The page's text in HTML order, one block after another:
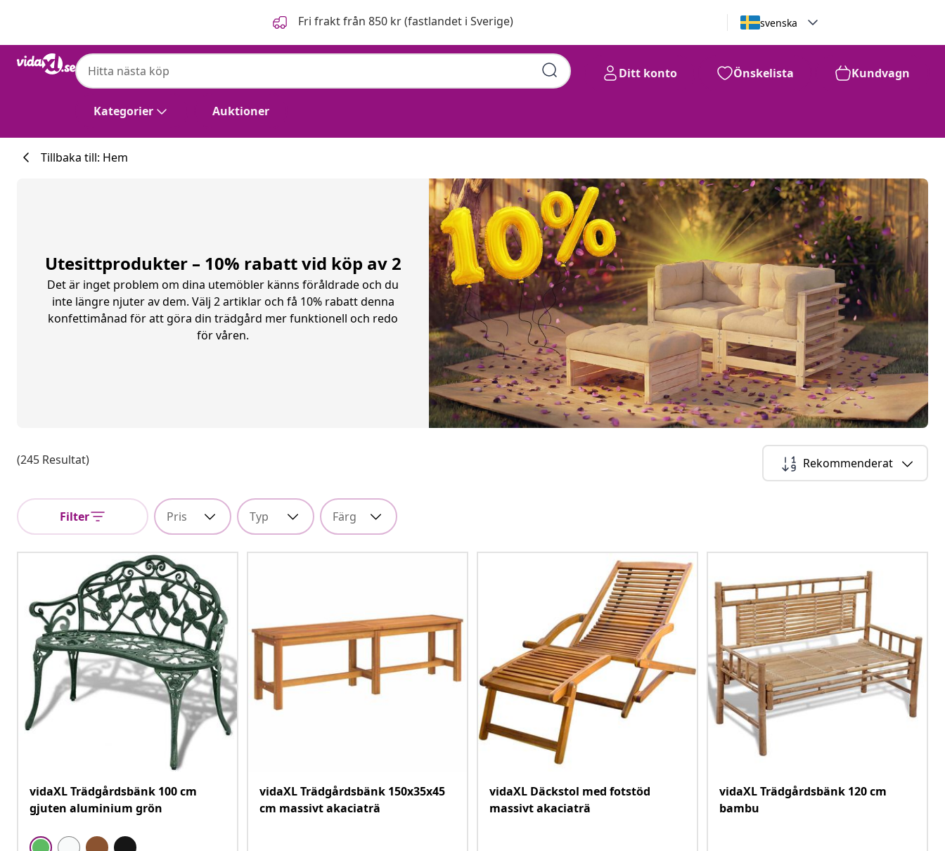
Fri frakt från 850 kr (fastlandet i Sverige) svenska
Kategorier Auktioner
Ditt konto Önskelista Kundvagn
Tillbaka till: Hem
Utesittprodukter – 10% rabatt vid köp av 2
Det är inget problem om dina utemöbler känns föråldrade och du
inte längre njuter av dem. Välj 2 artiklar och få 10% rabatt denna
konfettimånad för att göra din trädgård mer funktionell och redo
för våren.
(245 Resultat) Rekommenderat
Filter Pris Typ Färg
vidaXL Trädgårdsbänk 100 cm
gjuten aluminium grön
vidaXL Trädgårdsbänk 150x35x45
cm massivt akaciaträ
vidaXL Däckstol med fotstöd
massivt akaciaträ
vidaXL Trädgårdsbänk 120 cm
bambu